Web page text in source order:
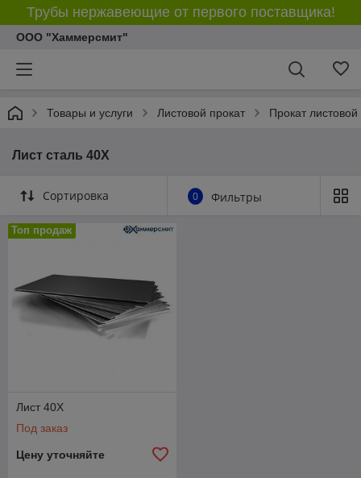
Трубы нержавеющие от первого поставщика!
ООО "Хаммерсмит"
Товары и услуги Листовой прокат Прокат
Лист сталь 40Х
Сортировка 0 Фильтры
Топ продаж
Лист 40Х
Под заказ
Цену уточняйте